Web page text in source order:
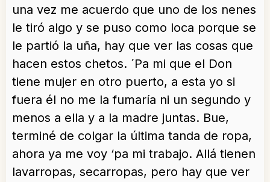
una vez me acuerdo que uno de los nenes
le tiró algo y se puso como loca porque se
le partió la uña, hay que ver las cosas que
hacen estos chetos. ´Pa mi que el Don
tiene mujer en otro puerto, a esta yo si
fuera él no me la fumaría ni un segundo y
menos a ella y a la madre juntas. Bue,
terminé de colgar la última tanda de ropa,
ahora ya me voy ‘pa mi trabajo. Allá tienen
lavarropas, secarropas, pero hay que ver